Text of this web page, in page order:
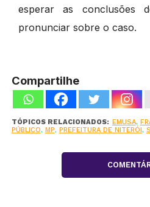
esperar as conclusões
pronunciar sobre o caso.
Compartilhe
TÓPICOS RELACIONADOS: EMUSA,
PÚBLICO, MP, PREFEITURA DE NITERÓI,